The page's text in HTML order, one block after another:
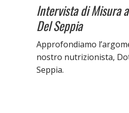
Intervista di Misura
Del Seppia
Approfondiamo
nostro nutrizionista,
Seppia.